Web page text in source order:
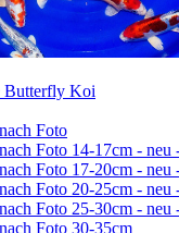
Butterfly Koi
Foto
Foto 14-17cm - neu
Foto 17-20cm - neu
Foto 20-25cm - neu
Foto 25-30cm - neu
Foto 30-35cm